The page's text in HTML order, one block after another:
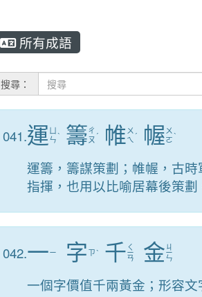
所有成語
搜尋：
041.運 ㄣˋ 籌ㄔ
ㄡ ˊ 帷 ㄨ
ㄟ ˊ 幄 ㄨ
ㄛˋ
運籌，籌謀策劃；帷幄，古
指揮，也用以比喻居幕後策劃
042.一ㄧ 字 ㄗˋ 千 ㄑ
ㄧ
ㄢ 金 ㄐ
ㄧ
ㄣ
一個字價值千兩黃金；形容文